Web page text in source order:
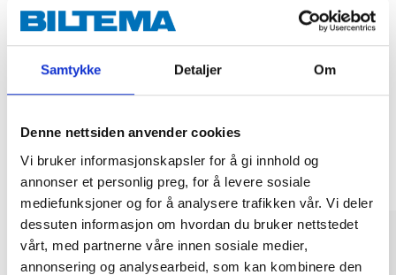
Samtykke Detaljer Om
Denne nettsiden anvender cookies
Vi bruker informasjonskapsler for å gi innhold og
annonser et personlig preg, for å levere sosiale
mediefunksjoner og for å analysere trafikken vår. Vi deler
dessuten informasjon om hvordan du bruker nettstedet
vårt, med partnerne våre innen sosiale medier,
annonsering og analysearbeid, som kan kombinere den
Kjøp & Hent
LES MER
Andre kunder har også kjøpt